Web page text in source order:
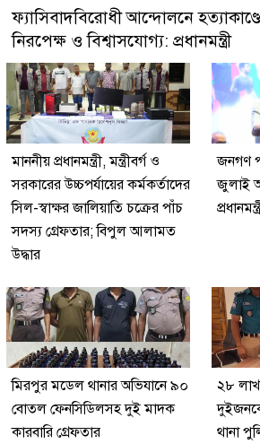
ফ্যাসিবাদবিরোধী আন্দোলনে
নিরপেক্ষ ও বিশ্বাসযোগ্য: প্রধানমন্ত্রী
মাননীয় প্রধানমন্ত্রী, মন্ত্রীবর্গ ও
সরকারের উচ্চপর্যায়ের কর্মকর্তাদের
সিল-স্বাক্ষর জালিয়াতি চক্রের পাঁচ
সদস্য গ্রেফতার; বিপুল আলামত
উদ্ধার
জনগণ
জুলাই
মিরপুর মডেল থানার অভিযানে ৯০
বোতল ফেনসিডিলসহ দুই মাদক
কারবারি গ্রেফতার
২৮
থানা